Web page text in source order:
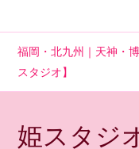
へ
福岡・北九州｜天神・
スタジオ】
姫スタジ